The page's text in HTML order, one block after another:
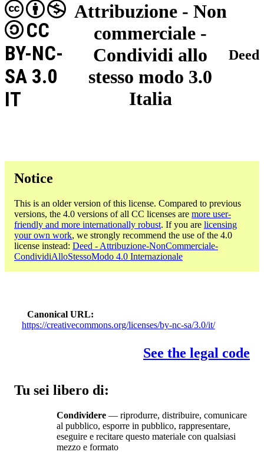
Attribuzione - Non
commerciale -
Condividi allo
stesso modo 3.0
Italia
CC
BY-NC-
SA 3.0
IT
Deed
Notice
This is an older version of this license. Compared to previous
versions, the 4.0 versions of all CC licenses are more user-
friendly and more internationally robust. If you are licensing
your own work, we strongly recommend the use of the 4.0
license instead: Deed - Attribuzione-NonCommerciale-
CondividiAlloStessoModo 4.0 Internazionale
Canonical URL
https://creativecommons.org/licenses/by-nc-sa/3.0/it/
See the legal code
Tu sei libero di:
Condividere — riprodurre, distribuire, comunicare
al pubblico, esporre in pubblico, rappresentare,
eseguire e recitare questo materiale con qualsiasi
mezzo e formato